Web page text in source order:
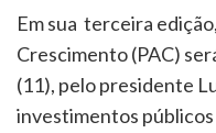
Em sua terceira
Crescimento (PAC)
(11), pelo presidente
investimentos